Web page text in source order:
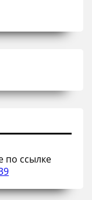
по ссылке